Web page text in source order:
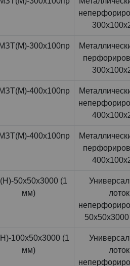
300x100пр
400x100пр
400x100пр
50x50x3000 (1
мм)
лоток
100x50x3000 (1
мм)
лоток